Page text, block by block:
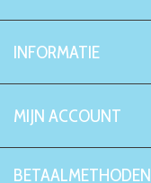
INFORMATIE
MIJN ACCOUNT
BETAALMETHODEN